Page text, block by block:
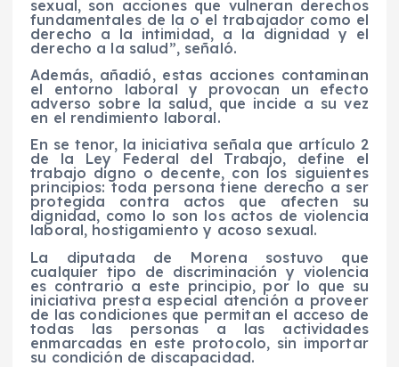
sexual, son acciones que vulneran derechos
fundamentales de la o el trabajador como el
derecho a la intimidad, a la dignidad y el
derecho a la salud”, señaló.
Además, añadió, estas acciones contaminan
el entorno laboral y provocan un efecto
adverso sobre la salud, que incide a su vez
en el rendimiento laboral.
En se tenor, la iniciativa señala que artículo 2
de la Ley Federal del Trabajo, define el
trabajo digno o decente, con los siguientes
principios: toda persona tiene derecho a ser
protegida contra actos que afecten su
dignidad, como lo son los actos de violencia
laboral, hostigamiento y acoso sexual.
La diputada de Morena sostuvo que
cualquier tipo de discriminación y violencia
es contrario a este principio, por lo que su
iniciativa presta especial atención a proveer
de las condiciones que permitan el acceso de
todas las personas a las actividades
enmarcadas en este protocolo, sin importar
su condición de discapacidad.